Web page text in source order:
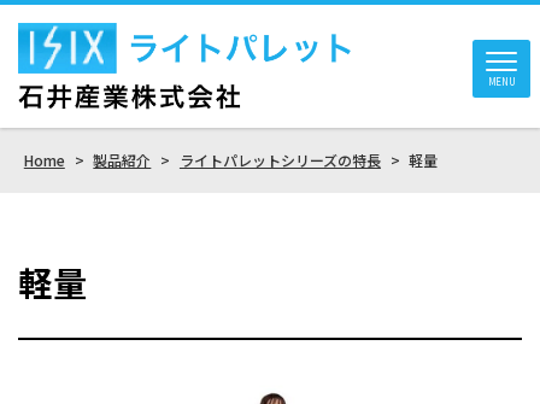
MENU
Home > 製品紹介 > ライトパレットシリーズの特長 > 軽量
軽量